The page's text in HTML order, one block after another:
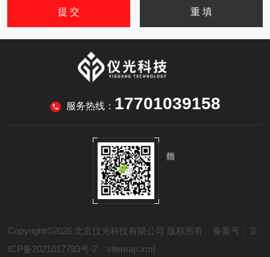
服务热线： 17701039158
Copyright©2026 北京仪光科技有限公司 版权所有 备案号：京
ICP备2021017793号-2
sitemap.xml